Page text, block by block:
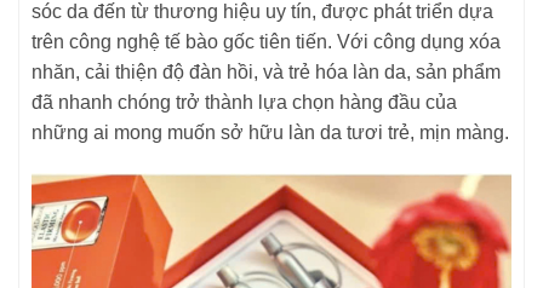
sóc da đến từ thương hiệu uy tín, được phát triển dựa
trên công nghệ tế bào gốc tiên tiến. Với công dụng xóa
nhăn, cải thiện độ đàn hồi, và trẻ hóa làn da, sản phẩm
đã nhanh chóng trở thành lựa chọn hàng đầu của
những ai mong muốn sở hữu làn da tươi trẻ, mịn màng.